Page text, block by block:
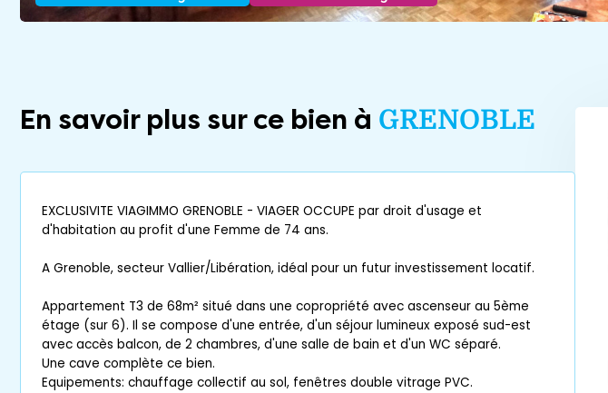
En savoir plus sur ce bien à GRENOBLE
EXCLUSIVITE VIAGIMMO GRENOBLE - VIAGER OCCUPE par droit d'usage et
d'habitation au profit d'une Femme de 74 ans.
A Grenoble, secteur Vallier/Libération, idéal pour un futur investissement locatif.
Appartement T3 de 68m² situé dans une copropriété avec ascenseur au 5ème
étage (sur 6). Il se compose d'une entrée, d'un séjour lumineux exposé sud-est
avec accès balcon, de 2 chambres, d'une salle de bain et d'un WC séparé.
Une cave complète ce bien.
Equipements: chauffage collectif au sol, fenêtres double vitrage PVC.